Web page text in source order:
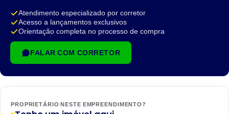
Atendimento especializado por corretor
Acesso a lançamentos exclusivos
Orientação completa no processo de compra
FALAR COM CORRETOR
PROPRIETÁRIO NESTE EMPREENDIMENTO?